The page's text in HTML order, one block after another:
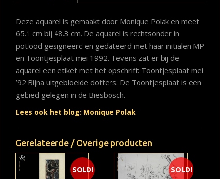
Deze aquarel is gemaakt door Monique Polak en meet
65.1 cm bij 48.3 cm. De aquarel is rechtsonder in
potlood gesigneerd en gedateerd met haar initialen MP
en Toontjesplaat mei 1992. Tevens zat er bij de
aquarel een etiket met het opschrift: Toontjesplaat mei
’92 Bijna uitgebloeide dotters. De Toontjesplaat is een
gebied gelegen in de Biesbosch.
Lees ook het blog: Monique Polak
Gerelateerde / Overige producten
SOLD! SOLD!